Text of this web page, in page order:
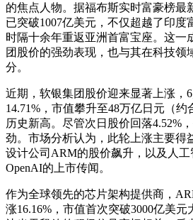
的焦点人物。据福布斯实时富豪榜最
已突破1007亿美元，不仅超越了印度
时隔十余年重返亚洲首富宝座。这一
团股价的强劲表现，也与其在科技领
分。
近期，软银集团股价迎来显著上涨，
14.71%，市值攀升至48万亿日元（约
历史新高。尽管次日股价回落4.52%
劲。市场分析认为，此轮上涨主要得
设计公司ARM的股价飙升，以及人
OpenAI的上市传闻。
作为全球领先的芯片架构提供商，
涨16.16%，市值首次突破3000亿美